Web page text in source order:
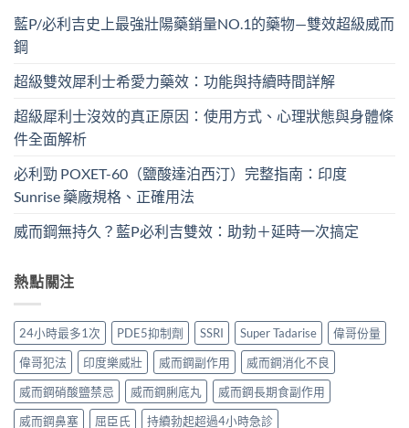
藍P/必利吉史上最強壯陽藥銷量NO.1的藥物—雙效超級威而
鋼
超級雙效犀利士希愛力藥效：功能與持續時間詳解
超級犀利士沒效的真正原因：使用方式、心理狀態與身體條
件全面解析
必利勁 POXET-60（鹽酸達泊西汀）完整指南：印度
Sunrise 藥廠規格、正確用法
威而鋼無持久？藍P必利吉雙效：助勃＋延時一次搞定
熱點關注
24小時最多1次 PDE5抑制劑 SSRI Super Tadarise
偉哥份量
偉哥犯法
印度樂威壯 威而鋼副作用
威而鋼消化不良
威而鋼硝酸鹽禁忌
威而鋼脷底丸
威而鋼長期食副作用
威而鋼鼻塞
屈臣氏 持續勃起超過4小時急診